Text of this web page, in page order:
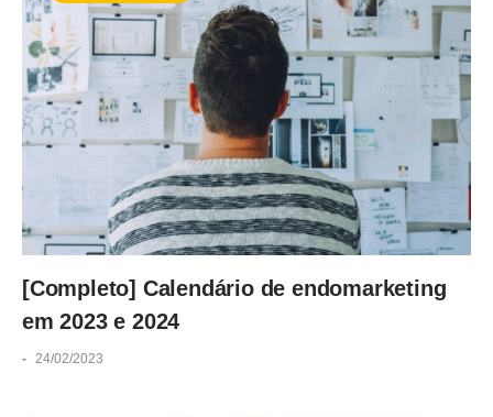
[Completo] Calendário de endomarketing
em 2023 e 2024
- 24/02/2023